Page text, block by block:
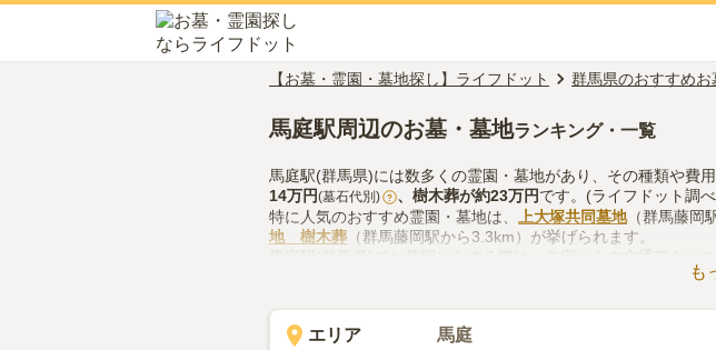
【お墓・霊園・墓地探し】ライフドット 群馬県のおすすめお
馬庭駅周辺のお墓・墓地ランキング・一覧
馬庭駅(群馬県)には数多くの霊園・墓地があり、その種類や費
14万円(墓石代別) ? 、 樹木葬が約23万円です。(ライフドット調
特に人気のおすすめ霊園・墓地は、
上大塚共同墓地（群馬藤岡
地 樹木葬 （群馬藤岡駅から3.3km）が挙げられます。
馬庭駅(群馬県)でお墓探しをする際は、自宅からの交通アクセ
供花やお線香の入手方法などを考慮して選ぶとよいでしょうも
エリア 馬庭